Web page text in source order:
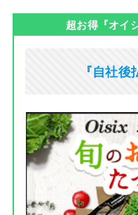
超お得『オイ
『自社